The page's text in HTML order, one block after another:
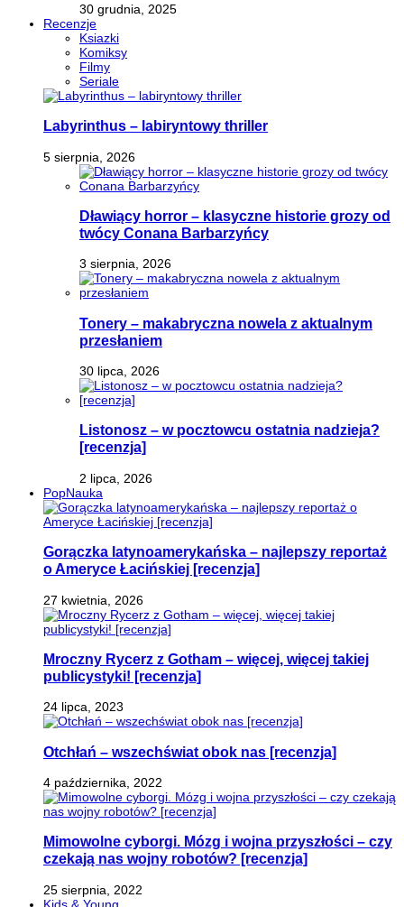
30 grudnia, 2025
Recenzje
Ksiazki
Komiksy
Filmy
Seriale
Labyrinthus – labiryntowy thriller
5 sierpnia, 2026
Dławiący horror – klasyczne historie grozy od
twócy Conana Barbarzyńcy
3 sierpnia, 2026
Tonery – makabryczna nowela z aktualnym
przesłaniem
30 lipca, 2026
Listonosz – w pocztowcu ostatnia nadzieja?
[recenzja]
2 lipca, 2026
PopNauka
Gorączka latynoamerykańska – najlepszy reportaż
o Ameryce Łacińskiej [recenzja]
27 kwietnia, 2026
Mroczny Rycerz z Gotham – więcej, więcej takiej
publicystyki! [recenzja]
24 lipca, 2023
Otchłań – wszechświat obok nas [recenzja]
4 października, 2022
Mimowolne cyborgi. Mózg i wojna przyszłości – czy
czekają nas wojny robotów? [recenzja]
25 sierpnia, 2022